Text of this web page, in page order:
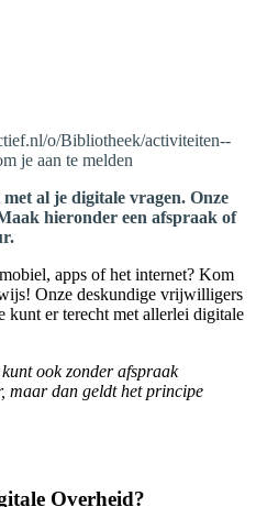
o/Bibliotheek/activiteiten--
je aan te melden
al je digitale vragen. Onze
hieronder een afspraak of
apps of het internet? Kom
Onze deskundige vrijwilligers
kunt er terecht met allerlei digitale
kunt ook zonder afspraak
maar dan geldt het principe
Overheid?